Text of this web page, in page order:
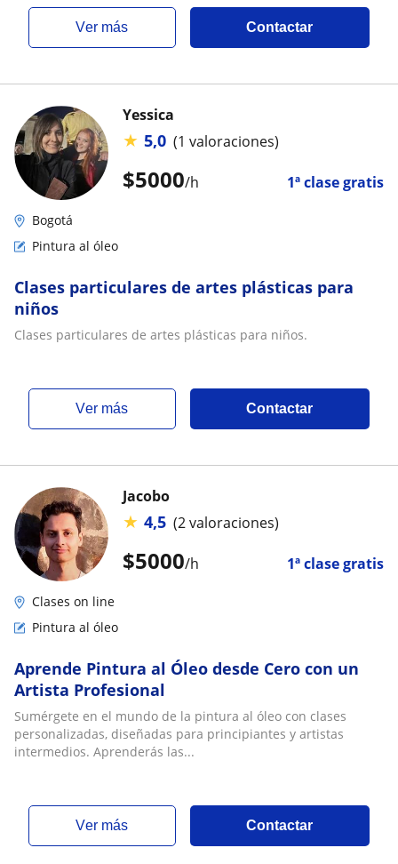
ver más Contactar
$5000/h 1ª clase gratis
Yessica
★ 5,0 (1 valoraciones)
Bogotá
Pintura al óleo
Clases particulares de artes plásticas para
niños
Clases particulares de artes plásticas para niños.
ver más Contactar
$5000/h 1ª clase gratis
Jacobo
★ 4,5 (2 valoraciones)
Clases on line
Pintura al óleo
Aprende Pintura al Óleo desde Cero con un
Artista Profesional
Sumérgete en el mundo de la pintura al óleo con clases
personalizadas, diseñadas para principiantes y artistas
intermedios. Aprenderás las...
ver más Contactar